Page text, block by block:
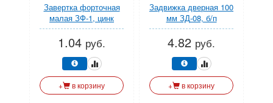
Завертка форточная
малая ЗФ-1, цинк
STARFIX
1.04 руб.
+ в корзину
Задвижка дверная 100
мм ЗД-08, б/п
STARFIX
4.82 руб.
+ в корзину